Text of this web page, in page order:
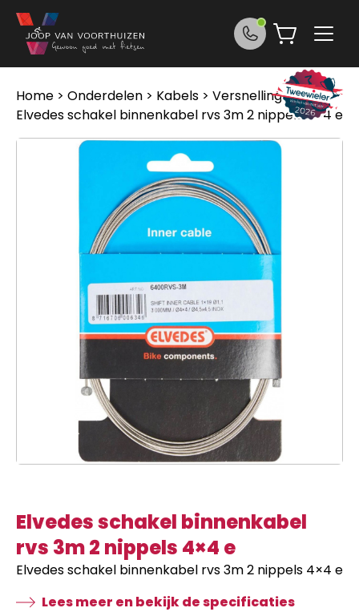
Ga naar de inhoud
Home > Onderdelen > Kabels > Versnellingskabels>
Elvedes schakel binnenkabel rvs 3m 2 nippels 4×4 e
Elvedes schakel binnenkabel
rvs 3m 2 nippels 4×4 e
Elvedes schakel binnenkabel rvs 3m 2 nippels 4×4 e
Lees meer en bekijk de specificaties